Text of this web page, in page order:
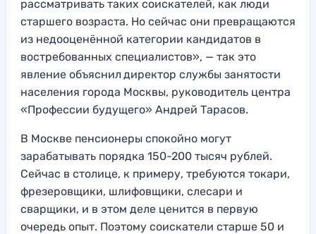
рассматривать таких соискателей, как люди
старшего возраста. Но сейчас они превращаются
из недооценённой категории кандидатов в
востребованных специалистов», — так это
явление объяснил директор службы занятости
населения города Москвы, руководитель центра
«Профессии будущего» Андрей Тарасов.
В Москве пенсионеры спокойно могут
зарабатывать порядка 150-200 тысяч рублей.
Сейчас в столице, к примеру, требуются токари,
фрезеровщики, шлифовщики, слесари и
сварщики, и в этом деле ценится в первую
очередь опыт. Поэтому соискатели старше 50 и